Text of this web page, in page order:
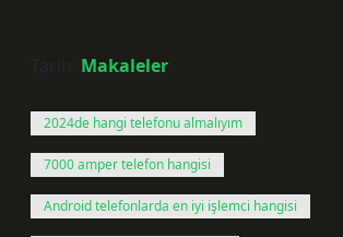
Tarih: Makaleler
2024de hangi telefonu almalıyım
7000 amper telefon hangisi
Android telefonlarda en iyi işlemci hangisi